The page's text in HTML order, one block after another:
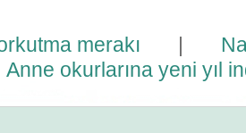
merakı |
Anne okurlarına yeni yıl